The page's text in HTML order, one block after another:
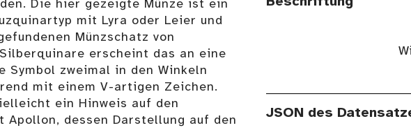
Die hier gezeigte Münze ist ein
mit Lyra oder Leier und
Münzschatz von
erscheint das an eine
Symbol zweimal in den Winkeln
mit einem V-artigen Zeichen.
ein Hinweis auf den
Apollon, dessen Darstellung auf den
JSON des